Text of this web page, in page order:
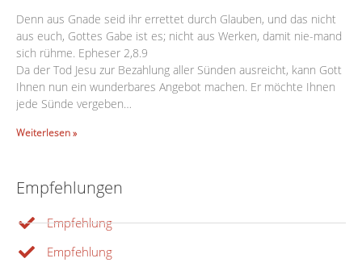
Denn aus Gnade seid ihr errettet durch Glauben, und das nicht
aus euch, Gottes Gabe ist es; nicht aus Werken, damit nie-mand
sich rühme. Epheser 2,8.9
Da der Tod Jesu zur Bezahlung aller Sünden ausreicht, kann Gott
Ihnen nun ein wunderbares Angebot machen. Er möchte Ihnen
jede Sünde vergeben…
Weiterlesen »
Empfehlungen
Empfehlung
Empfehlung